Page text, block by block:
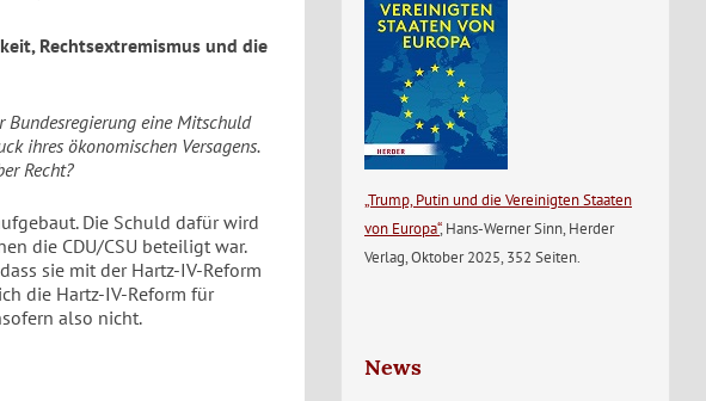
Rechtsextremismus und die
Bundesregierung eine Mitschuld
ihres ökonomischen Versagens.
Recht?
Die Schuld dafür wird
die CDU/CSU beteiligt war.
sie mit der Hartz-IV-Reform
die Hartz-IV-Reform für
also nicht.
„Trump, Putin und die Vereinigten Staaten
von Europa“, Hans-Werner Sinn, Herder
Verlag, Oktober 2025, 352 Seiten.
News